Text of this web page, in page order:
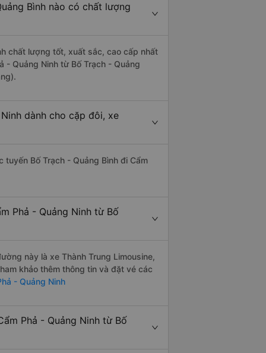
Bình nào có chất lượng
chất lượng tốt, xuất sắc, cao cấp nhất
- Quảng Ninh từ Bố Trạch - Quảng
dành cho cặp đôi, xe
Bố Trạch - Quảng Bình đi Cẩm
Phả - Quảng Ninh từ Bố
này là xe Thành Trung Limousine,
khảo thêm thông tin và đặt vé các
- Quảng Ninh
Phả - Quảng Ninh từ Bố